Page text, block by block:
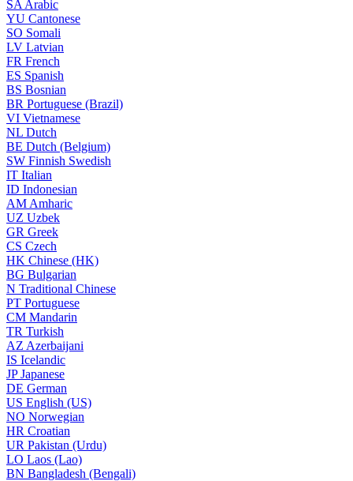
SA Arabic
YU Cantonese
SO Somali
LV Latvian
FR French
ES Spanish
BS Bosnian
BR Portuguese (Brazil)
VI Vietnamese
NL Dutch
BE Dutch (Belgium)
SW Finnish Swedish
IT Italian
ID Indonesian
AM Amharic
UZ Uzbek
GR Greek
CS Czech
HK Chinese (HK)
BG Bulgarian
N Traditional Chinese
PT Portuguese
CM Mandarin
TR Turkish
AZ Azerbaijani
IS Icelandic
JPJapanese
DE German
US English (US)
NO Norwegian
HR Croatian
UR Pakistan (Urdu)
LO Laos (Lao)
BN Bangladesh (Bengali)